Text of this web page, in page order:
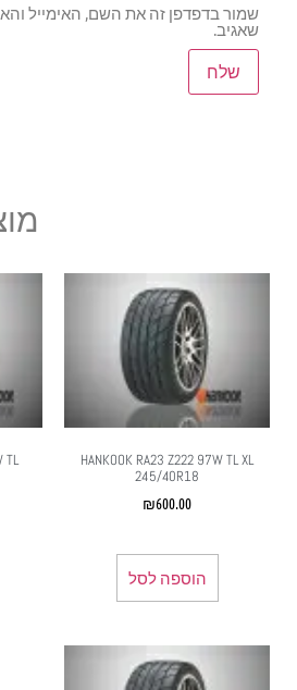
שמור בדפדפן זה את השם, האימייל
שאגיב.
HANKOOK RA23 Z222 97W TL XL
245/40R18
₪600.00
הוספה לסל
TL